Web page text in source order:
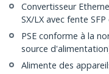
Convertisseur
SX/LX avec fente
PSE conforme à la
source
Alimente des